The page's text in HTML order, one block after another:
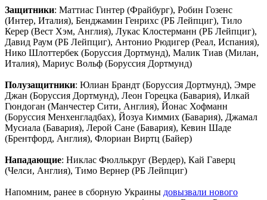
Защитники: Маттиас Гинтер (Фрайбург), Робин Гозенс
(Интер, Италия), Бенджамин Генрихс (РБ Лейпциг), Тило
Керер (Вест Хэм, Англия), Лукас Клостерманн (РБ Лейпциг),
Давид Раум (РБ Лейпциг), Антонио Рюдигер (Реал, Испания),
Нико Шлоттербек (Боруссия Дортмунд), Малик Тиав (Милан,
Италия), Мариус Вольф (Боруссия Дортмунд)
Полузащитники: Юлиан Брандт (Боруссия Дортмунд), Эмре
Джан (Боруссия Дортмунд), Леон Горецка (Бавария), Илкай
Гюндоган (Манчестер Сити, Англия), Йонас Хофманн
(Боруссия Менхенгладбах), Йозуа Киммих (Бавария), Джамал
Мусиала (Бавария), Лерой Сане (Бавария), Кевин Шаде
(Брентфорд, Англия), Флориан Виртц (Байер)
Нападающие: Никлас Фюллькруг (Вердер), Кай Гаверц
(Челси, Англия), Тимо Вернер (РБ Лейпциг)
Напомним, ранее в сборную Украины довызвали нового